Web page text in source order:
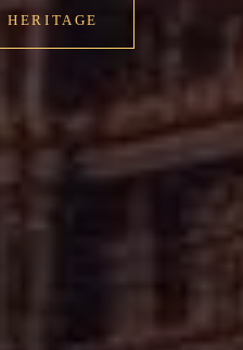
ఆలయం యొక్క పాత్రను
పవిత్ర సమావేశ పద్ధతిని
ఉన్నప్పటికీ, కృష్టి
కాపాడుకుంటుంది. ఆలయం
నహర్లాగున్‌లోని
ప్రదేశ్ విభిన్న ఆధ్యాత్మిక
ఈశాన్య ప్రాంతంలో